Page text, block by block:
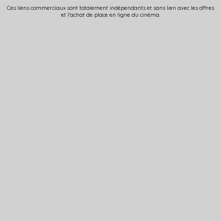
Ces liens commerciaux sont totalement indépendants et sans lien avec les offres
et l'achat de place en ligne du cinéma.